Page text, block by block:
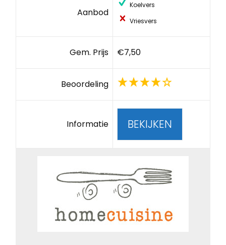
Aanbod
Koelvers
Vriesvers
Gem. Prijs €7,50
Beoordeling
Informatie BEKIJKEN